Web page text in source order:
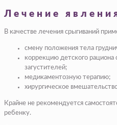
Лечение
В качестве лечения срыгиваний
смену положения тела
коррекцию детского рациона
загустителей;
медикаментозную терапию;
хирургическое
Крайне не рекомендуется
ребенку.